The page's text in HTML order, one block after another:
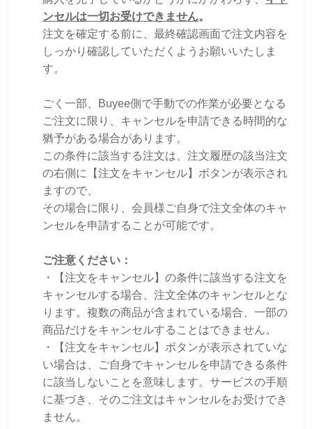
ンセルは一切お受けできません。
注文を確定する前に、最終確認画面で注文内容を
しっかり確認していただくようお願いいたしま
す。
ごく一部、Buyee側で手動での作業が必要となる
ご注文に限り、キャンセルを申請できる時間的な
猶予がある場合があります。
この条件に該当する注文は、注文履歴の該当注文
の右側に【注文をキャンセル】ボタンが表示され
ますので、
その場合に限り、会員様ご自身で注文全体のキャ
ンセルを申請することが可能です。
ご注意ください：
・【注文をキャンセル】の条件に該当する注文を
キャンセルする場合、注文全体のキャンセルとな
ります。複数の商品が含まれている場合、一部の
商品だけをキャンセルすることはできません。
・【注文をキャンセル】ボタンが表示されていな
い場合は、ご自身でキャンセルを申請できる条件
に該当しないことを意味します。サービスの手順
に基づき、そのご注文はキャンセルをお受けでき
ません。